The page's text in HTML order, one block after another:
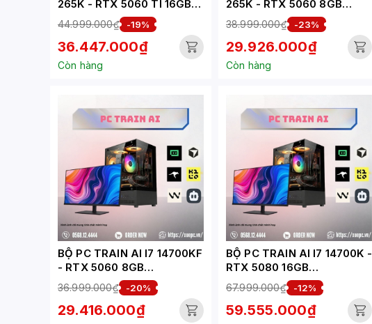
265K - RTX 5060 TI 16GB
(XUEPC309-TA)
44.999.000₫ -19%
36.447.000₫
Còn hàng
265K - RTX 5060 8GB
(XUEPC308-TA)
38.999.000₫ -23%
29.926.000₫
Còn hàng
BỘ PC TRAIN AI I7 14700KF
- RTX 5060 8GB
(XUEPC142-TA)
36.999.000₫ -20%
29.416.000₫
BỘ PC TRAIN AI I7 14700K -
RTX 5080 16GB
(XUEPC120-TA)
67.999.000₫ -12%
59.555.000₫